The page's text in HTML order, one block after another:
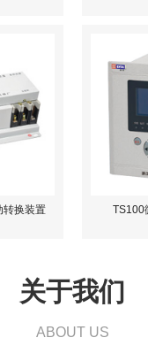
转换装置 TS100
关于我们
ABOUT US